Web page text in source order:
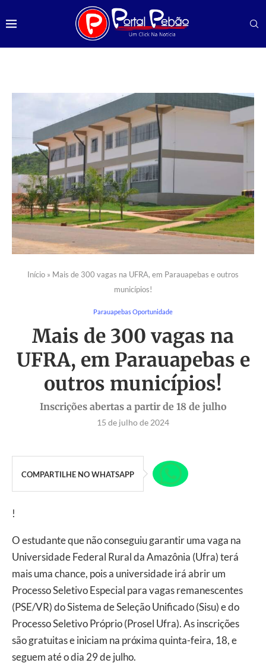
Início » Mais de 300 vagas na UFRA, em Parauapebas e outros
municípios!
Parauapebas Oportunidade
Mais de 300 vagas na
UFRA, em Parauapebas e
outros municípios!
Inscrições abertas a partir de 18 de julho
15 de julho de 2024
COMPARTILHE NO WHATSAPP
!
O estudante que não conseguiu garantir uma vaga na
Universidade Federal Rural da Amazônia (Ufra) terá
mais uma chance, pois a universidade irá abrir um
Processo Seletivo Especial para vagas remanescentes
(PSE/VR) do Sistema de Seleção Unificado (Sisu) e do
Processo Seletivo Próprio (Prosel Ufra). As inscrições
são gratuitas e iniciam na próxima quinta-feira, 18, e
seguem até o dia 29 de julho.